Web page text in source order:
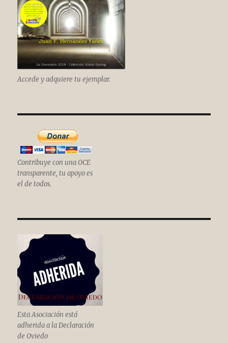
Accede y adquiere tu ejemplar.
Contribuye con una OCE
transparente, tu apoyo es
el de todos.
Esta Asociación está
adherida a la Declaración
de Oviedo